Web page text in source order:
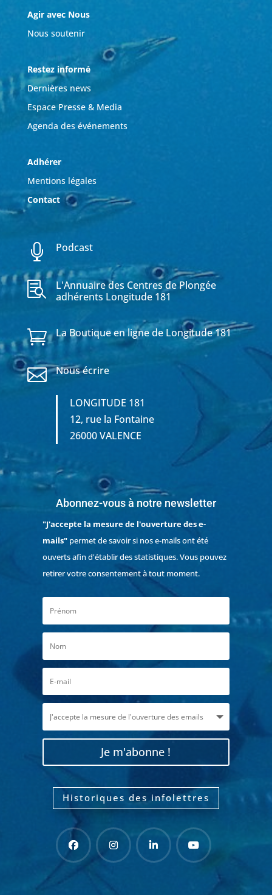
Agir avec Nous
Nous soutenir
Restez informé
Dernières news
Espace Presse & Media
Agenda des événements
Adhérer
Mentions légales
Contact
 Podcast

L'Annuaire des Centres de Plongée
adhérents Longitude 181
 La Boutique en ligne de Longitude 181
 Nous écrire
LONGITUDE 181
12, rue la Fontaine
26000 VALENCE
Abonnez-vous à notre newsletter
"J'accepte la mesure de l'ouverture des e-
mails"permet de savoir si nos e-mails ont été
ouverts afin d'établir des statistiques. Vous pouvez
retirer votre consentement à tout moment.
Je m'abonne !
Historiques des infolettres